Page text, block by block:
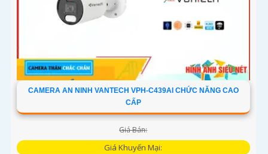
CAMERA AN NINH VANTECH VPH-C439AI CHỨC NĂNG CAO
CẤP
Giá Bán:
Giá Khuyến Mại: